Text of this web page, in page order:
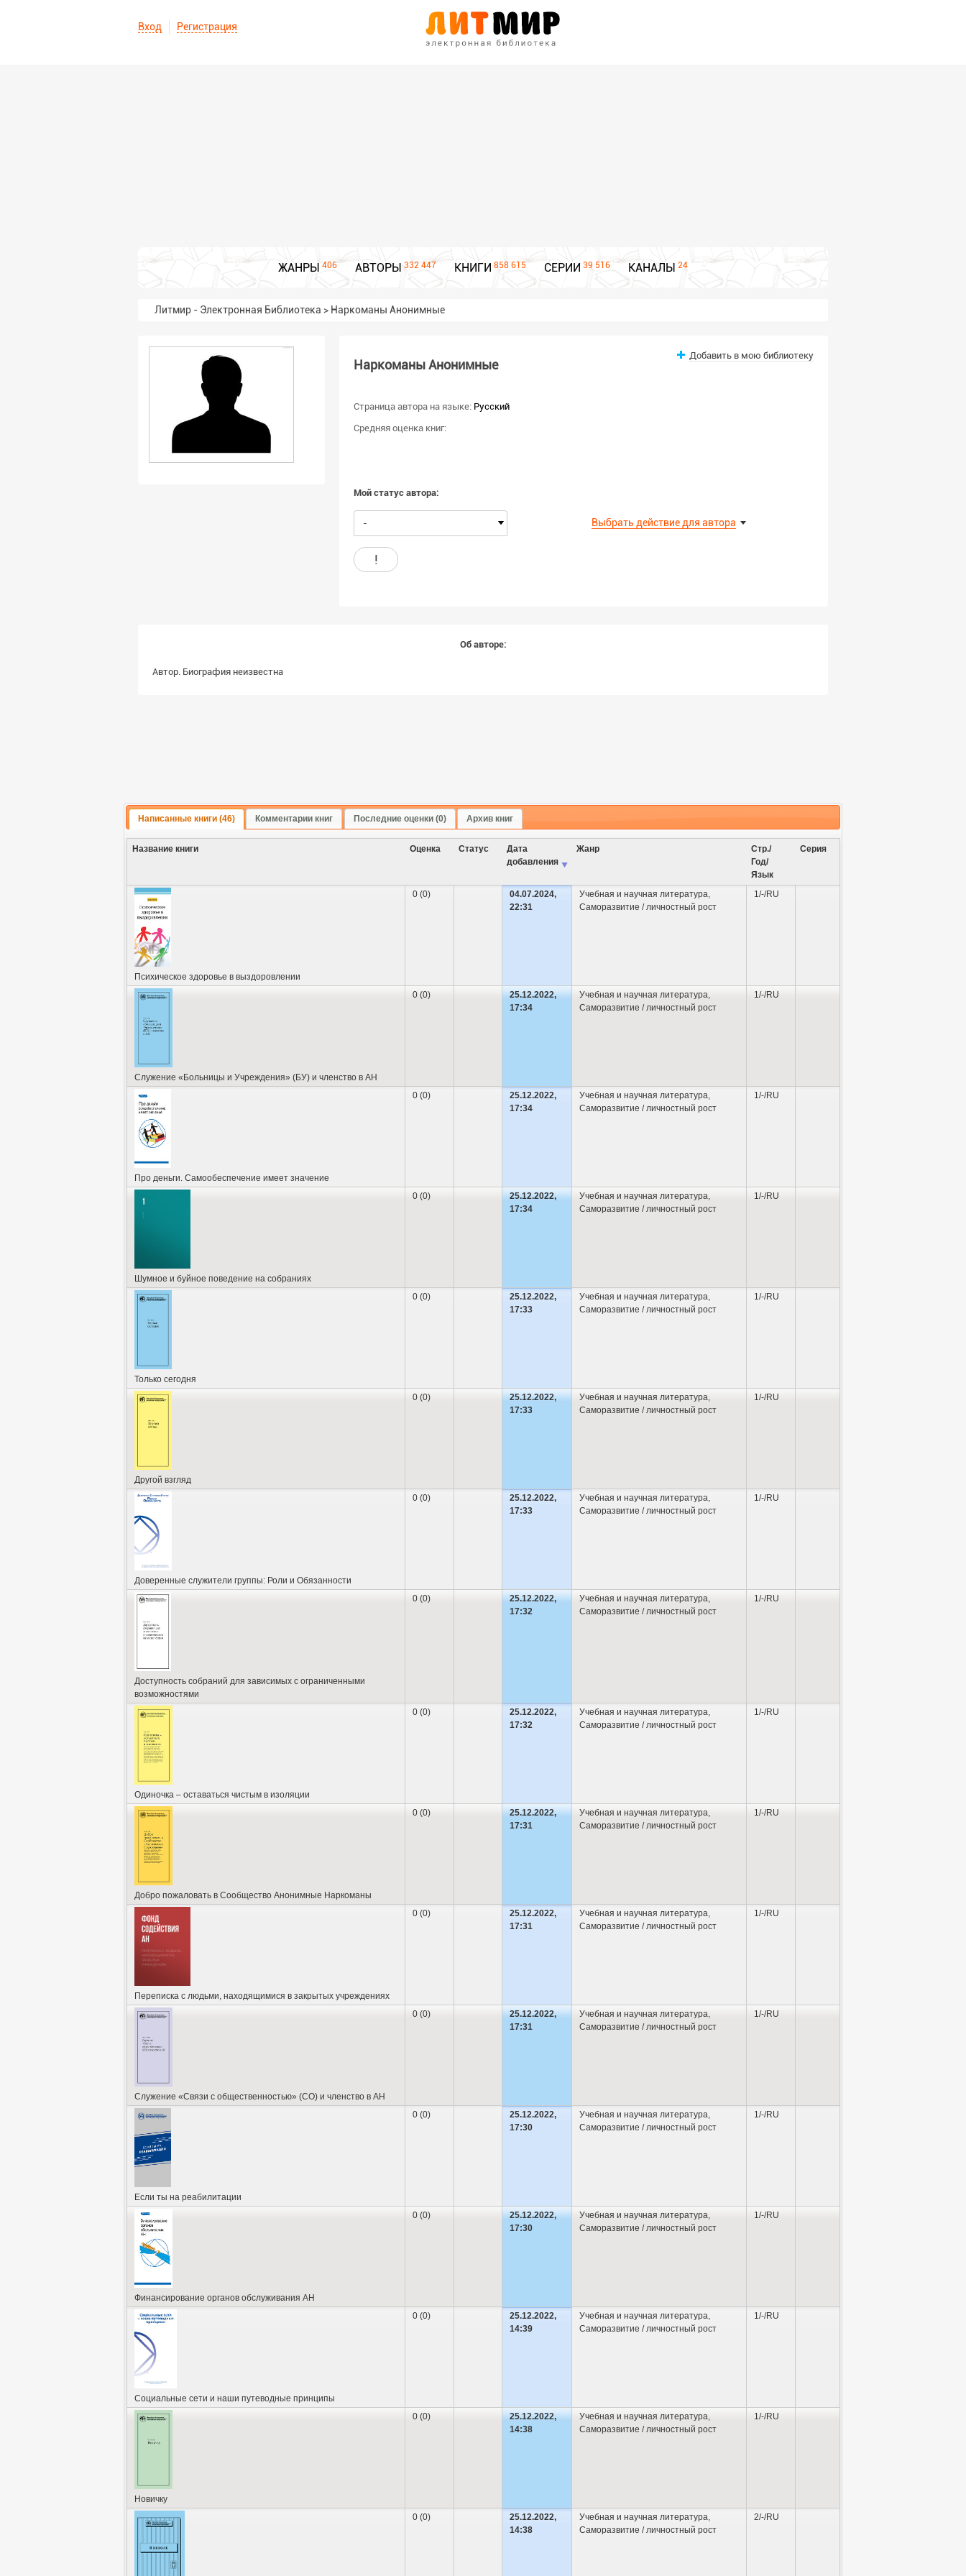
Вход Регистрация
ЖАНРЫ 406 АВТОРЫ 332 447 КНИГИ 858 615 СЕРИИ 39 516 КАНАЛЫ 24
Литмир - Электронная Библиотека > Наркоманы Анонимные
Наркоманы Анонимные
Добавить в мою библиотеку
Страница автора на языке: Русский
Средняя оценка книг:
Мой статус автора:
- Выбрать действие для автора
!
Об авторе:
Автор. Биография неизвестна
Написанные книги (46) Комментарии книг Последние оценки (0) Архив книг
Название книги Оценка Cтатус
Дата
добавления
Жанр
Стр./
Год/
Язык
Серия
Психическое здоровье в выздоровлении
0 (0)
04.07.2024,
22:31
Учебная и научная литература
Саморазвитие / личностный рост
1/-/RU
Служение «Больницы и Учреждения» (БУ) и членство в АН
0 (0)
25.12.2022,
17:34
Учебная и научная литература
Саморазвитие / личностный рост
1/-/RU
Про деньги. Самообеспечение имеет значение
0 (0)
25.12.2022,
17:34
Учебная и научная литература
Саморазвитие / личностный рост
1/-/RU
Шумное и буйное поведение на собраниях
0 (0)
25.12.2022,
17:34
Учебная и научная литература
Саморазвитие / личностный рост
1/-/RU
Только сегодня
0 (0)
25.12.2022,
17:33
Учебная и научная литература
Саморазвитие / личностный рост
1/-/RU
Другой взгляд
0 (0)
25.12.2022,
17:33
Учебная и научная литература
Саморазвитие / личностный рост
1/-/RU
Доверенные служители группы: Роли и Обязанности
0 (0)
25.12.2022,
17:33
Учебная и научная литература
Саморазвитие / личностный рост
1/-/RU
Доступность собраний для зависимых с ограниченными
возможностями
0 (0)
25.12.2022,
17:32
Учебная и научная литература
Саморазвитие / личностный рост
1/-/RU
Одиночка – оставаться чистым в изоляции
0 (0)
25.12.2022,
17:32
Учебная и научная литература
Саморазвитие / личностный рост
1/-/RU
Добро пожаловать в Сообщество Анонимные Наркоманы
0 (0)
25.12.2022,
17:31
Учебная и научная литература
Саморазвитие / личностный рост
1/-/RU
Переписка с людьми, находящимися в закрытых учреждениях
0 (0)
25.12.2022,
17:31
Учебная и научная литература
Саморазвитие / личностный рост
1/-/RU
Служение «Связи с общественностью» (СО) и членство в АН
0 (0)
25.12.2022,
17:31
Учебная и научная литература
Саморазвитие / личностный рост
1/-/RU
Если ты на реабилитации
0 (0)
25.12.2022,
17:30
Учебная и научная литература
Саморазвитие / личностный рост
1/-/RU
Финансирование органов обслуживания АН
0 (0)
25.12.2022,
17:30
Учебная и научная литература
Саморазвитие / личностный рост
1/-/RU
Социальные сети и наши путеводные принципы
0 (0)
25.12.2022,
14:39
Учебная и научная литература
Саморазвитие / личностный рост
1/-/RU
Новичку
0 (0)
25.12.2022,
14:38
Учебная и научная литература
Саморазвитие / личностный рост
1/-/RU
0 (0)
25.12.2022,
14:38
Учебная и научная литература
Саморазвитие / личностный рост
2/-/RU